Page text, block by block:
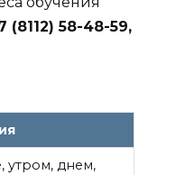
(8112) 58-48-59,
утром, днем,